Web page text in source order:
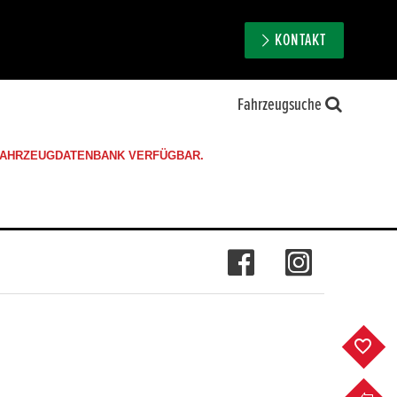
KONTAKT
Fahrzeugsuche
VERFÜGBAR.